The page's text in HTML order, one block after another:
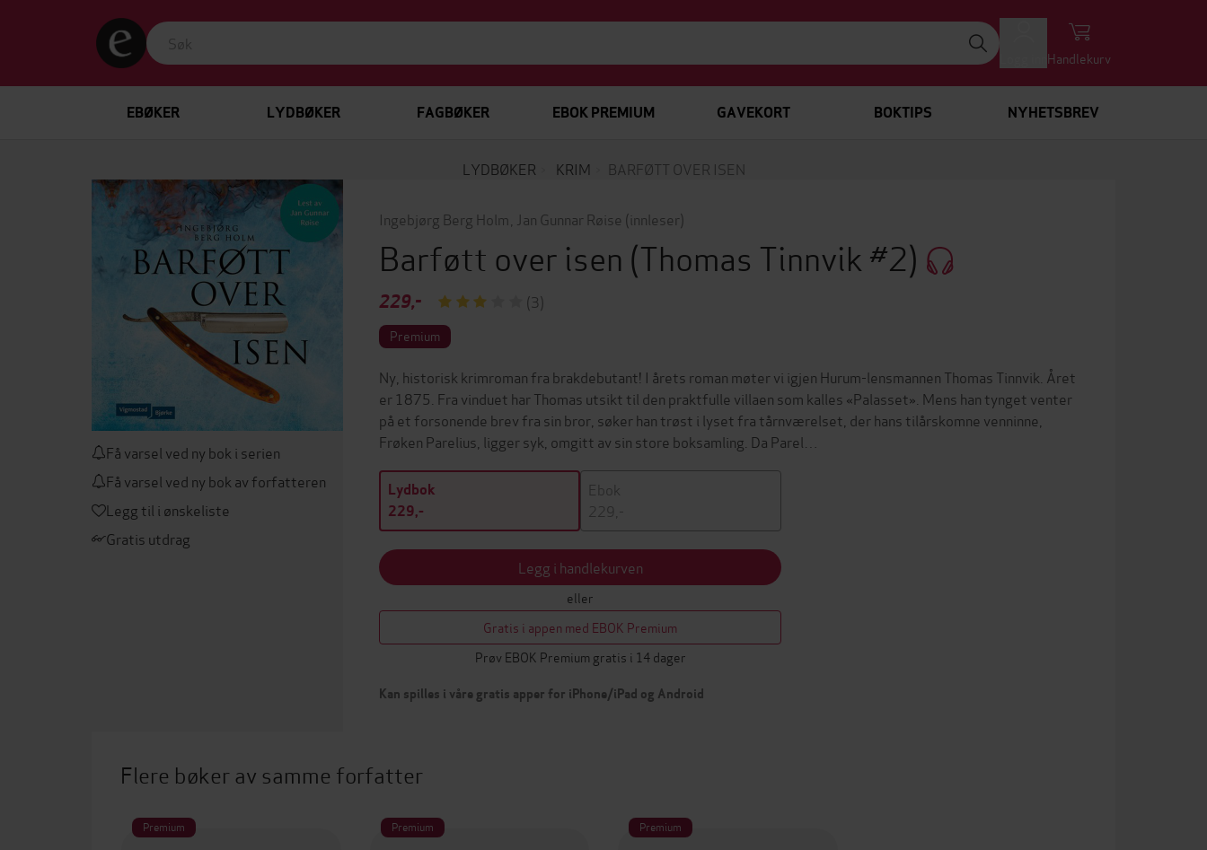
Handlekurv
EBØKER LYDBØKER FAGBØKER EBOK PREMIUM GAVEKORT BOKTIPS NYHETSBREV
LYDBØKER KRIM BARFØTT OVER ISEN
Få varsel ved ny bok i serien
Få varsel ved ny bok av forfatteren
Legg til i ønskeliste
Gratis utdrag
Ingebjørg Berg Holm Jan Gunnar Røise (innleser)
Barføtt over isen (Thomas Tinnvik #2)
229,- (3)
Premium
Ny, historisk krimroman fra brakdebutant! I årets roman møter vi igjen Hurum-lensmannen Thomas Tinnvik. Året
er 1875. Fra vinduet har Thomas utsikt til den praktfulle villaen som kalles «Palasset». Mens han tynget venter
på et forsonende brev fra sin bror, søker han trøst i lyset fra tårnværelset, der hans tilårskomne venninne,
Frøken Parelius, ligger syk, omgitt av sin store boksamling. Da Parel…
Lydbok
229,-
Ebok
229,-
Legg i handlekurven
eller
Gratis i appen med EBOK Premium
Prøv EBOK Premium gratis i 14 dager
Kan spilles i våre gratis apper for iPhone/iPad og Android
Flere bøker av samme forfatter
Premium Premium Premium